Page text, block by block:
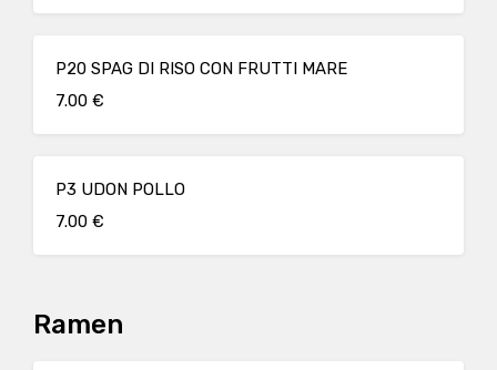
P20 SPAG DI RISO CON FRUTTI MARE
7.00 €
P3 UDON POLLO
7.00 €
Ramen